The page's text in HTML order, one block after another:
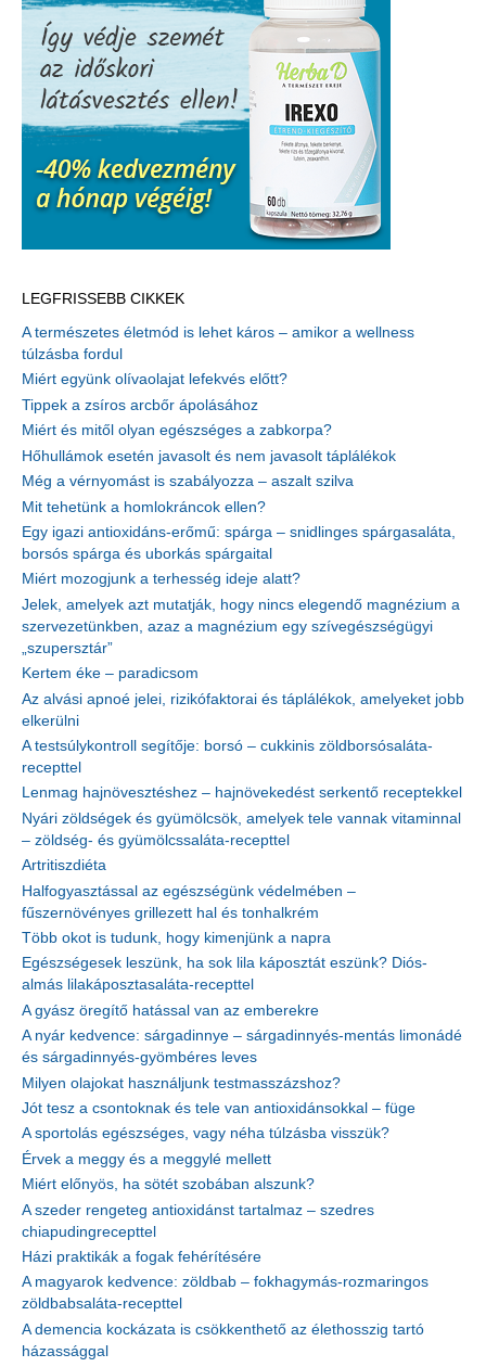
LEGFRISSEBB CIKKEK
A természetes életmód is lehet káros – amikor a wellness
túlzásba fordul
Miért együnk olívaolajat lefekvés előtt?
Tippek a zsíros arcbőr ápolásához
Miért és mitől olyan egészséges a zabkorpa?
Hőhullámok esetén javasolt és nem javasolt táplálékok
Még a vérnyomást is szabályozza – aszalt szilva
Mit tehetünk a homlokráncok ellen?
Egy igazi antioxidáns-erőmű: spárga – snidlinges spárgasaláta,
borsós spárga és uborkás spárgaital
Miért mozogjunk a terhesség ideje alatt?
Jelek, amelyek azt mutatják, hogy nincs elegendő magnézium a
szervezetünkben, azaz a magnézium egy szívegészségügyi
„szupersztár”
Kertem éke – paradicsom
Az alvási apnoé jelei, rizikófaktorai és táplálékok, amelyeket jobb
elkerülni
A testsúlykontroll segítője: borsó – cukkinis zöldborsósaláta-
recepttel
Lenmag hajnövesztéshez – hajnövekedést serkentő receptekkel
Nyári zöldségek és gyümölcsök, amelyek tele vannak vitaminnal
– zöldség- és gyümölcssaláta-recepttel
Artritiszdiéta
Halfogyasztással az egészségünk védelmében –
fűszernövényes grillezett hal és tonhalkrém
Több okot is tudunk, hogy kimenjünk a napra
Egészségesek leszünk, ha sok lila káposztát eszünk? Diós-
almás lilakáposztasaláta-recepttel
A gyász öregítő hatással van az emberekre
A nyár kedvence: sárgadinnye – sárgadinnyés-mentás limonádé
és sárgadinnyés-gyömbéres leves
Milyen olajokat használjunk testmasszázshoz?
Jót tesz a csontoknak és tele van antioxidánsokkal – füge
A sportolás egészséges, vagy néha túlzásba visszük?
Érvek a meggy és a meggylé mellett
Miért előnyös, ha sötét szobában alszunk?
A szeder rengeteg antioxidánst tartalmaz – szedres
chiapudingrecepttel
Házi praktikák a fogak fehérítésére
A magyarok kedvence: zöldbab – fokhagymás-rozmaringos
zöldbabsaláta-recepttel
A demencia kockázata is csökkenthető az élethosszig tartó
házassággal